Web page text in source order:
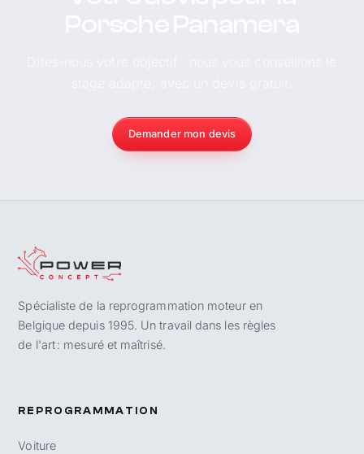
Demander mon devis
Spécialiste de la reprogrammation moteur en
Belgique depuis 1995. Un travail dans les règles
de l'art : mesuré et maîtrisé.
REPROGRAMMATION
Voiture